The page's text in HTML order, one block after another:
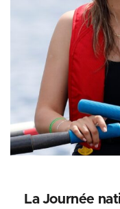
La Journée